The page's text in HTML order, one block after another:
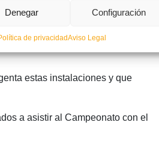
Denegar Configuración
de privacidadAviso Legal
estas instalaciones y que
a asistir al Campeonato con el